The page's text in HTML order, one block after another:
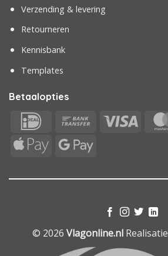
Verzending & levering
Retourneren
Kennisbank
Templates
Betaalopties
IDeal
Bank
Visa
Apple
Google
© 2026 Vlagonline.nlRealisatie